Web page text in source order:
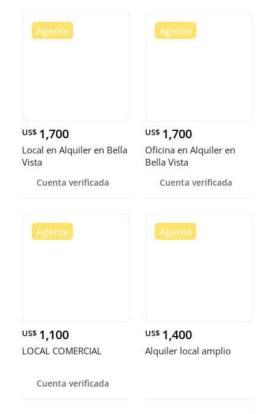
US$ 1,700
Local en Alquiler en Bella
Vista
Cuenta verificada
US$ 1,700
Oficina en Alquiler en
Bella Vista
Cuenta verificada
US$ 1,100
LOCAL COMERCIAL
Cuenta verificada
US$ 1,400
Alquiler local amplio